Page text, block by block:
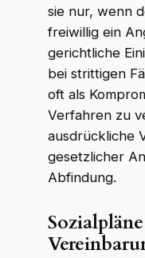
sie nur, wenn
freiwillig ein
gerichtliche
bei strittigen
oft als
Verfahren zu
ausdrückliche
gesetzlicher
Abfindung.